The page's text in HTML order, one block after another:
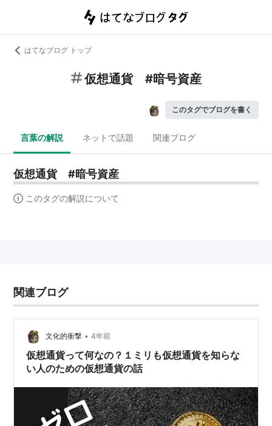
はてなブログ トップ
仮想通貨 #暗号資産
このタグでブログを書く
言葉の解説 ネットで話題 関連ブログ
仮想通貨 #暗号資産
このタグの解説について
関連ブログ
文化的衝撃 • 4年前
仮想通貨って何なの？１ミリも仮想通貨を知らな
い人のための仮想通貨の話